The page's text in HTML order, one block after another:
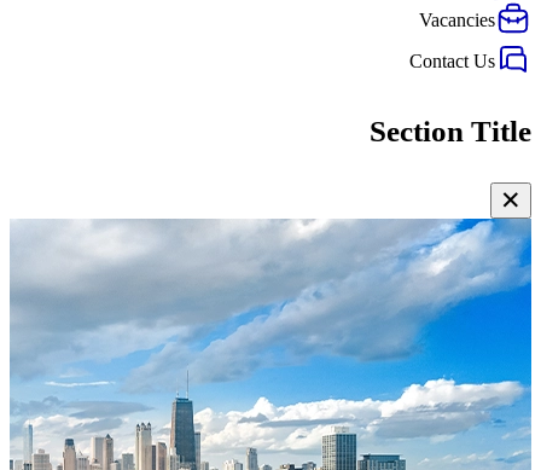
Vacancies
Contact Us
Section Title
✕